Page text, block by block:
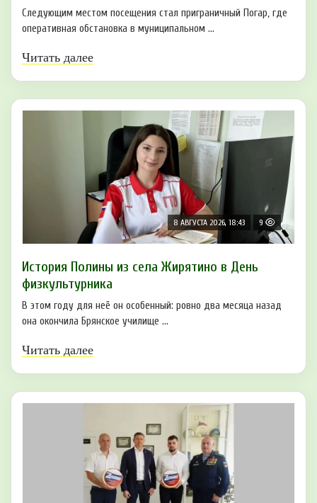
Следующим местом посещения стал приграничный Погар, где
оперативная обстановка в муниципальном ...
Читать далее
8 АВГУСТА 2026, 18:43 9
История Полины из села Жирятино в День
физкультурника
В этом году для неё он особенный: ровно два месяца назад
она окончила Брянское училище ...
Читать далее